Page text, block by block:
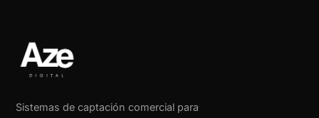
Sistemas de captación comercial para